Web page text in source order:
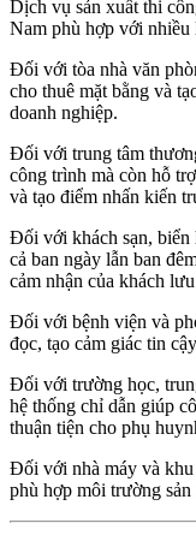
Dịch vụ sản xuất thi
Nam phù hợp với nhiều
Đối với tòa nhà văn
cho thuê mặt bằng và
doanh nghiệp.
Đối với trung tâm
công trình mà còn hỗ
và tạo điểm nhấn kiến
Đối với khách sạn, biển
cả ban ngày lẫn ban
cảm nhận của khách
Đối với bệnh viện và
đọc, tạo cảm giác tin
Đối với trường học,
hệ thống chỉ dẫn giúp
thuận tiện cho phụ
Đối với nhà máy và khu
phù hợp môi trường